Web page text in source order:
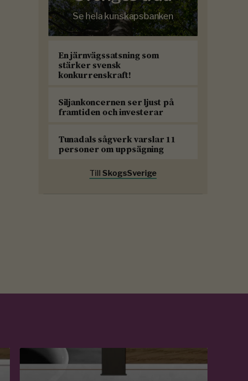
Se hela kunskapsbanken
En järnvägssatsning som
stärker svensk
konkurrenskraft!
Siljankoncernen ser ljust på
framtiden och investerar
Tunadals sågverk varslar 11
personer om uppsägning
Till SkogsSverige